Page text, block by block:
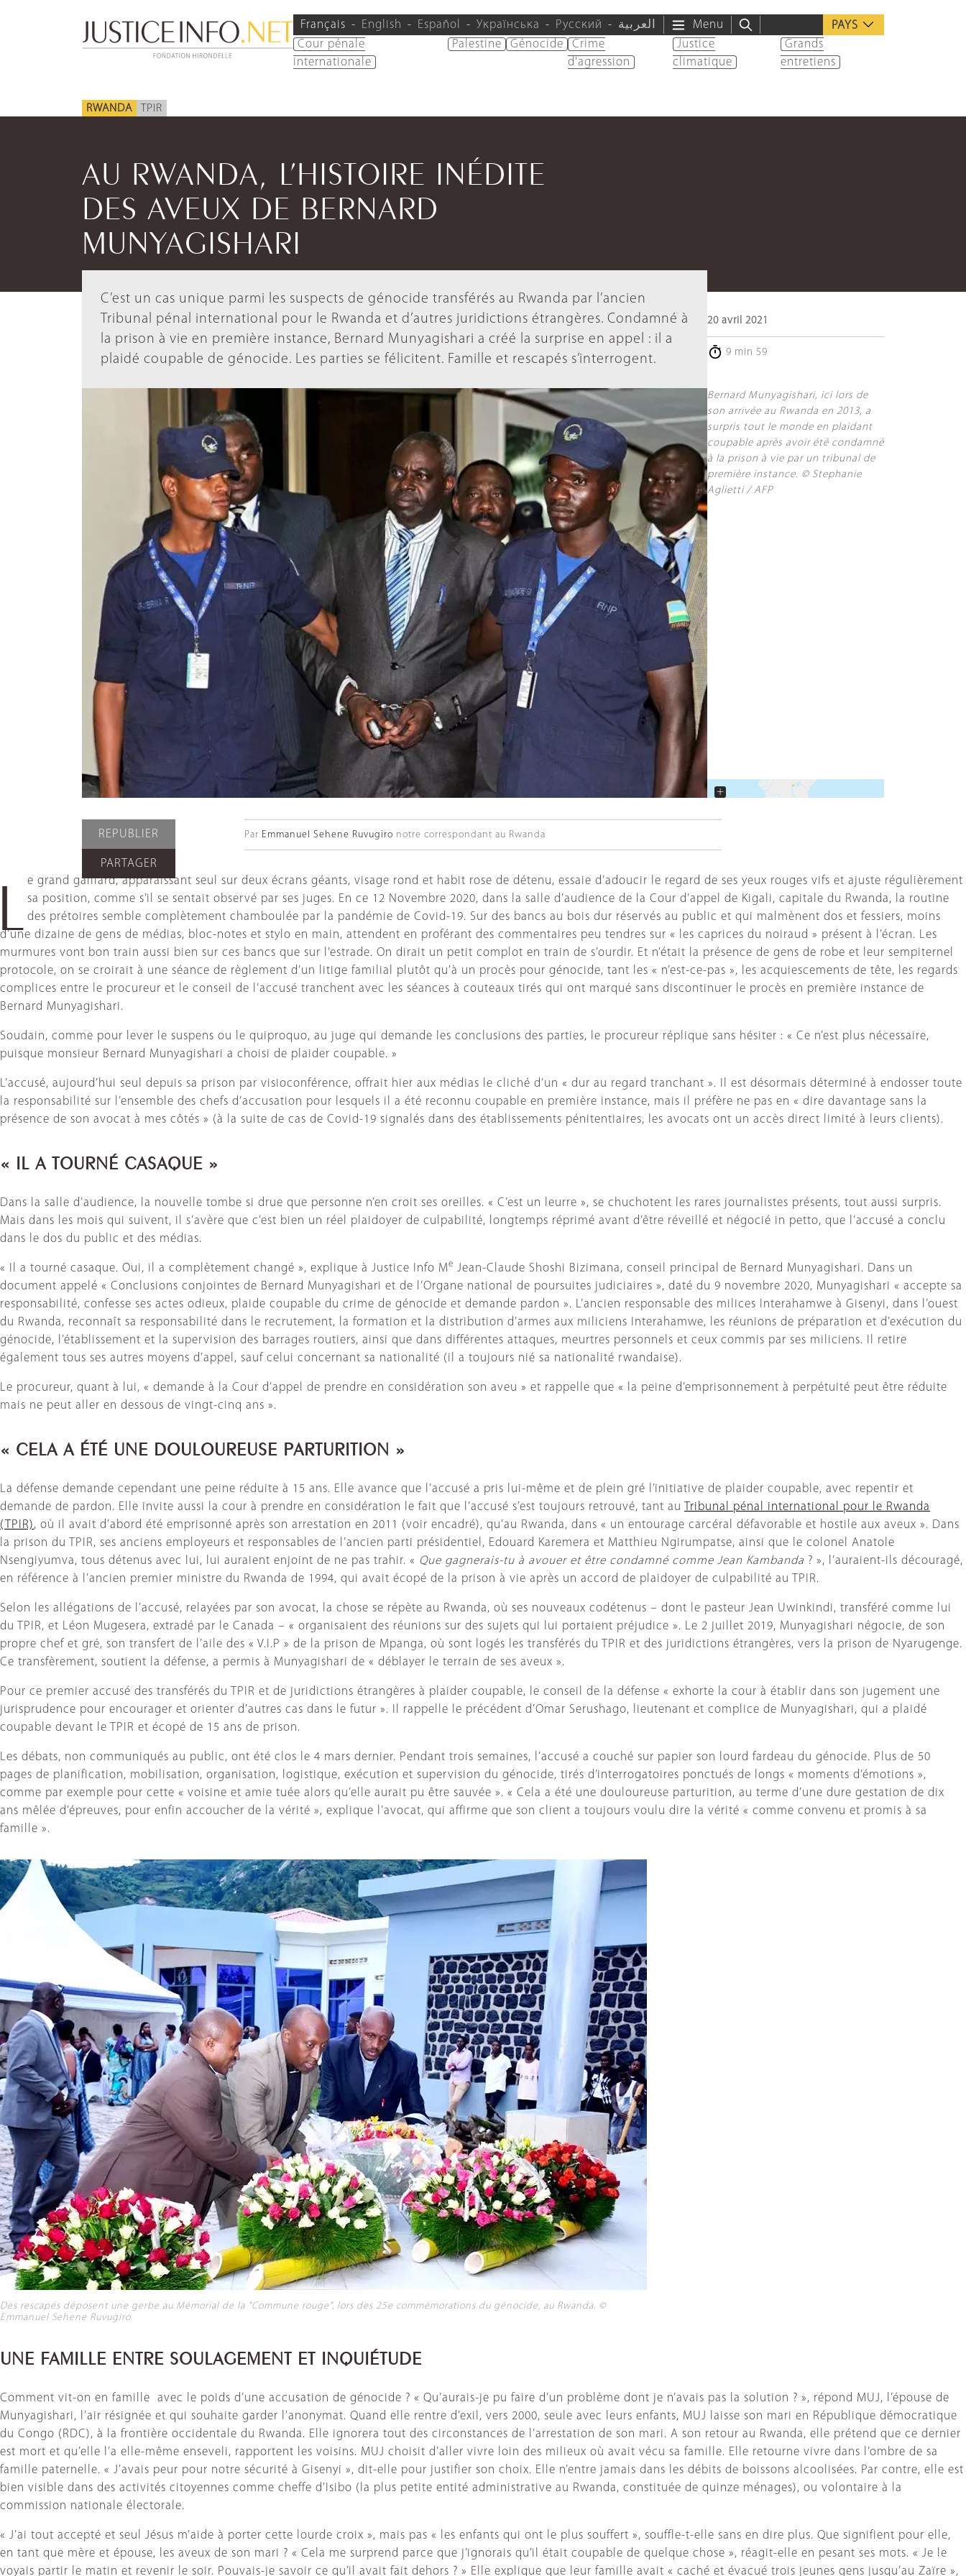
Français English Español Українська Русский العربية Menu
PAYS
Cour pénale
internationale
Palestine Génocide
Crime
d'agression
Justice
climatique
Grands
entretiens
RWANDA TPIR
AU RWANDA, L’HISTOIRE INÉDITE
DES AVEUX DE BERNARD
MUNYAGISHARI
C’est un cas unique parmi les suspects de génocide transférés au Rwanda par l’ancien
Tribunal pénal international pour le Rwanda et d’autres juridictions étrangères. Condamné à
la prison à vie en première instance, Bernard Munyagishari a créé la surprise en appel : il a
plaidé coupable de génocide. Les parties se félicitent. Famille et rescapés s’interrogent.
20 avril 2021
9 min 59
Bernard Munyagishari, ici lors de
son arrivée au Rwanda en 2013, a
surpris tout le monde en plaidant
coupable après avoir été condamné
à la prison à vie par un tribunal de
première instance. © Stephanie
Aglietti / AFP
+
REPUBLIER
PARTAGER
Par Emmanuel Sehene Ruvugiro notre correspondant au Rwanda
e grand gaillard, apparaissant seul sur deux écrans géants, visage rond et habit rose de détenu, essaie d’adoucir le regard de ses yeux rouges vifs et ajuste régulièrement
sa position, comme s’il se sentait observé par ses juges. En ce 12 Novembre 2020, dans la salle d’audience de la Cour d’appel de Kigali, capitale du Rwanda, la routine
des prétoires semble complètement chamboulée par la pandémie de Covid-19. Sur des bancs au bois dur réservés au public et qui malmènent dos et fessiers, moins
d’une dizaine de gens de médias, bloc-notes et stylo en main, attendent en proférant des commentaires peu tendres sur « les caprices du noiraud » présent à l’écran. Les
murmures vont bon train aussi bien sur ces bancs que sur l’estrade. On dirait un petit complot en train de s’ourdir. Et n’était la présence de gens de robe et leur sempiternel
protocole, on se croirait à une séance de règlement d’un litige familial plutôt qu’à un procès pour génocide, tant les « n’est-ce-pas », les acquiescements de tête, les regards
complices entre le procureur et le conseil de l’accusé tranchent avec les séances à couteaux tirés qui ont marqué sans discontinuer le procès en première instance de
Bernard Munyagishari.
Soudain, comme pour lever le suspens ou le quiproquo, au juge qui demande les conclusions des parties, le procureur réplique sans hésiter : « Ce n’est plus nécessaire,
puisque monsieur Bernard Munyagishari a choisi de plaider coupable. »
L’accusé, aujourd’hui seul depuis sa prison par visioconférence, offrait hier aux médias le cliché d’un « dur au regard tranchant ». Il est désormais déterminé à endosser toute
la responsabilité sur l’ensemble des chefs d’accusation pour lesquels il a été reconnu coupable en première instance, mais il préfère ne pas en « dire davantage sans la
présence de son avocat à mes côtés » (à la suite de cas de Covid-19 signalés dans des établissements pénitentiaires, les avocats ont un accès direct limité à leurs clients).
« IL A TOURNÉ CASAQUE »
Dans la salle d’audience, la nouvelle tombe si drue que personne n’en croit ses oreilles. « C’est un leurre », se chuchotent les rares journalistes présents, tout aussi surpris.
Mais dans les mois qui suivent, il s’avère que c’est bien un réel plaidoyer de culpabilité, longtemps réprimé avant d’être réveillé et négocié in petto, que l’accusé a conclu
dans le dos du public et des médias.
« Il a tourné casaque. Oui, il a complètement changé », explique à Justice Info Me Jean-Claude Shoshi Bizimana, conseil principal de Bernard Munyagishari. Dans un
document appelé « Conclusions conjointes de Bernard Munyagishari et de l’Organe national de poursuites judiciaires », daté du 9 novembre 2020, Munyagishari « accepte sa
responsabilité, confesse ses actes odieux, plaide coupable du crime de génocide et demande pardon ». L’ancien responsable des milices Interahamwe à Gisenyi, dans l’ouest
du Rwanda, reconnaît sa responsabilité dans le recrutement, la formation et la distribution d’armes aux miliciens Interahamwe, les réunions de préparation et d’exécution du
génocide, l’établissement et la supervision des barrages routiers, ainsi que dans différentes attaques, meurtres personnels et ceux commis par ses miliciens. Il retire
également tous ses autres moyens d’appel, sauf celui concernant sa nationalité (il a toujours nié sa nationalité rwandaise).
Le procureur, quant à lui, « demande à la Cour d’appel de prendre en considération son aveu » et rappelle que « la peine d’emprisonnement à perpétuité peut être réduite
mais ne peut aller en dessous de vingt-cinq ans ».
« CELA A ÉTÉ UNE DOULOUREUSE PARTURITION »
La défense demande cependant une peine réduite à 15 ans. Elle avance que l’accusé a pris lui-même et de plein gré l’initiative de plaider coupable, avec repentir et
demande de pardon. Elle invite aussi la cour à prendre en considération le fait que l’accusé s’est toujours retrouvé, tant au
Tribunal pénal international pour le Rwanda
(TPIR), où il avait d’abord été emprisonné après son arrestation en 2011 (voir encadré), qu’au Rwanda, dans « un entourage carcéral défavorable et hostile aux aveux ». Dans
la prison du TPIR, ses anciens employeurs et responsables de l’ancien parti présidentiel, Edouard Karemera et Matthieu Ngirumpatse, ainsi que le colonel Anatole
Nsengiyumva, tous détenus avec lui, lui auraient enjoint de ne pas trahir. « Que gagnerais-tu à avouer et être condamné comme Jean Kambanda ? », l’auraient-ils découragé,
en référence à l’ancien premier ministre du Rwanda de 1994, qui avait écopé de la prison à vie après un accord de plaidoyer de culpabilité au TPIR.
Selon les allégations de l’accusé, relayées par son avocat, la chose se répète au Rwanda, où ses nouveaux codétenus – dont le pasteur Jean Uwinkindi, transféré comme lui
du TPIR, et Léon Mugesera, extradé par le Canada – « organisaient des réunions sur des sujets qui lui portaient préjudice ». Le 2 juillet 2019, Munyagishari négocie, de son
propre chef et gré, son transfert de l’aile des « V.I.P » de la prison de Mpanga, où sont logés les transférés du TPIR et des juridictions étrangères, vers la prison de Nyarugenge.
Ce transfèrement, soutient la défense, a permis à Munyagishari de « déblayer le terrain de ses aveux ».
Pour ce premier accusé des transférés du TPIR et de juridictions étrangères à plaider coupable, le conseil de la défense « exhorte la cour à établir dans son jugement une
jurisprudence pour encourager et orienter d’autres cas dans le futur ». Il rappelle le précédent d’Omar Serushago, lieutenant et complice de Munyagishari, qui a plaidé
coupable devant le TPIR et écopé de 15 ans de prison.
Les débats, non communiqués au public, ont été clos le 4 mars dernier. Pendant trois semaines, l’accusé a couché sur papier son lourd fardeau du génocide. Plus de 50
pages de planification, mobilisation, organisation, logistique, exécution et supervision du génocide, tirés d’interrogatoires ponctués de longs « moments d’émotions »,
comme par exemple pour cette « voisine et amie tuée alors qu’elle aurait pu être sauvée ». « Cela a été une douloureuse parturition, au terme d’une dure gestation de dix
ans mêlée d’épreuves, pour enfin accoucher de la vérité », explique l’avocat, qui affirme que son client a toujours voulu dire la vérité « comme convenu et promis à sa
famille ».
Des rescapés déposent une gerbe au Mémorial de la "Commune rouge", lors des 25e commémorations du génocide, au Rwanda. ©
Emmanuel Sehene Ruvugiro
UNE FAMILLE ENTRE SOULAGEMENT ET INQUIÉTUDE
Comment vit-on en famille avec le poids d’une accusation de génocide ? « Qu’aurais-je pu faire d’un problème dont je n’avais pas la solution ? », répond MUJ, l’épouse de
Munyagishari, l’air résignée et qui souhaite garder l’anonymat. Quand elle rentre d’exil, vers 2000, seule avec leurs enfants, MUJ laisse son mari en République démocratique
du Congo (RDC), à la frontière occidentale du Rwanda. Elle ignorera tout des circonstances de l’arrestation de son mari. A son retour au Rwanda, elle prétend que ce dernier
est mort et qu’elle l’a elle-même enseveli, rapportent les voisins. MUJ choisit d’aller vivre loin des milieux où avait vécu sa famille. Elle retourne vivre dans l’ombre de sa
famille paternelle. « J’avais peur pour notre sécurité à Gisenyi », dit-elle pour justifier son choix. Elle n’entre jamais dans les débits de boissons alcoolisées. Par contre, elle est
bien visible dans des activités citoyennes comme cheffe d’Isibo (la plus petite entité administrative au Rwanda, constituée de quinze ménages), ou volontaire à la
commission nationale électorale.
« J’ai tout accepté et seul Jésus m’aide à porter cette lourde croix », mais pas « les enfants qui ont le plus souffert », souffle-t-elle sans en dire plus. Que signifient pour elle,
en tant que mère et épouse, les aveux de son mari ? « Cela me surprend parce que j’ignorais qu’il était coupable de quelque chose », réagit-elle en pesant ses mots. « Je le
voyais partir le matin et revenir le soir. Pouvais-je savoir ce qu’il avait fait dehors ? » Elle explique que leur famille avait « caché et évacué trois jeunes gens jusqu’au Zaïre »,